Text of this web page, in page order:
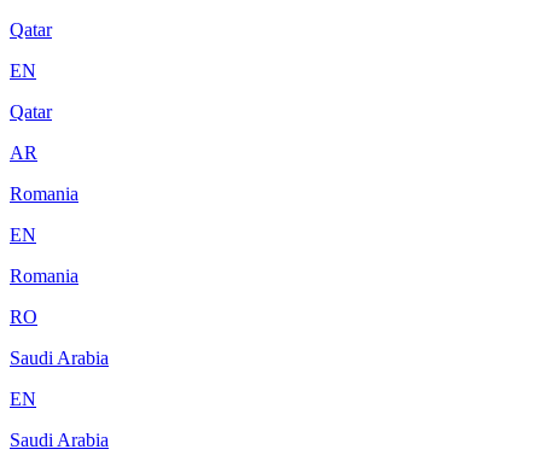
Qatar
EN
Qatar
AR
Romania
EN
Romania
RO
Saudi Arabia
EN
Saudi Arabia